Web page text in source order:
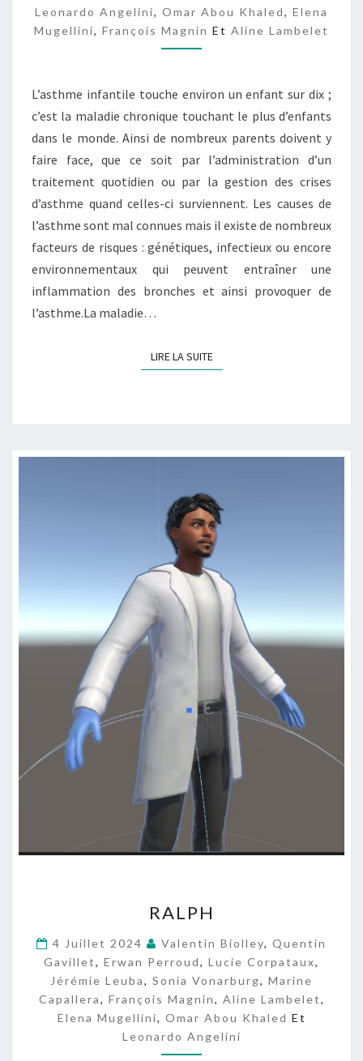
P
P
Leonardo Angelini, Omar Abou Khaled, Elena
Mugellini, François Magnin Et Aline Lambelet
L’asthme infantile touche environ un enfant sur dix ;
c’est la maladie chronique touchant le plus d’enfants
dans le monde. Ainsi de nombreux parents doivent y
faire face, que ce soit par l’administration d’un
traitement quotidien ou par la gestion des crises
d’asthme quand celles-ci surviennent. Les causes de
l’asthme sont mal connues mais il existe de nombreux
facteurs de risques : génétiques, infectieux ou encore
environnementaux qui peuvent entraîner une
inflammation des bronches et ainsi provoquer de
l’asthme.La maladie…
LIRE LA SUITELIRE LA SUITE
P
H
RALPH
4 Juillet 2024 Valentin Biolley, Quentin
Gavillet, Erwan Perroud, Lucie Corpataux,
Jérémie Leuba, Sonia Vonarburg, Marine
Capallera, François Magnin, Aline Lambelet,
Elena Mugellini, Omar Abou Khaled Et
Leonardo Angelini